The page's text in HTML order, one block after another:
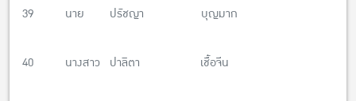
39 นาย ปรัชญา บุญมาก
40 นางสาว ปาลิตา เชื้อจีน